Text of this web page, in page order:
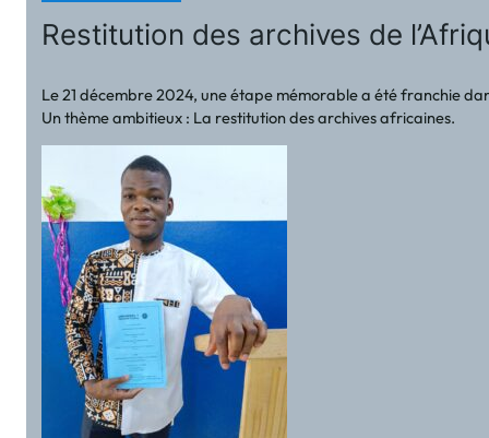
Restitution des archives de
Le 21 décembre 2024, une étape mémorable a été franchie
Un thème ambitieux : La restitution des archives africaines.